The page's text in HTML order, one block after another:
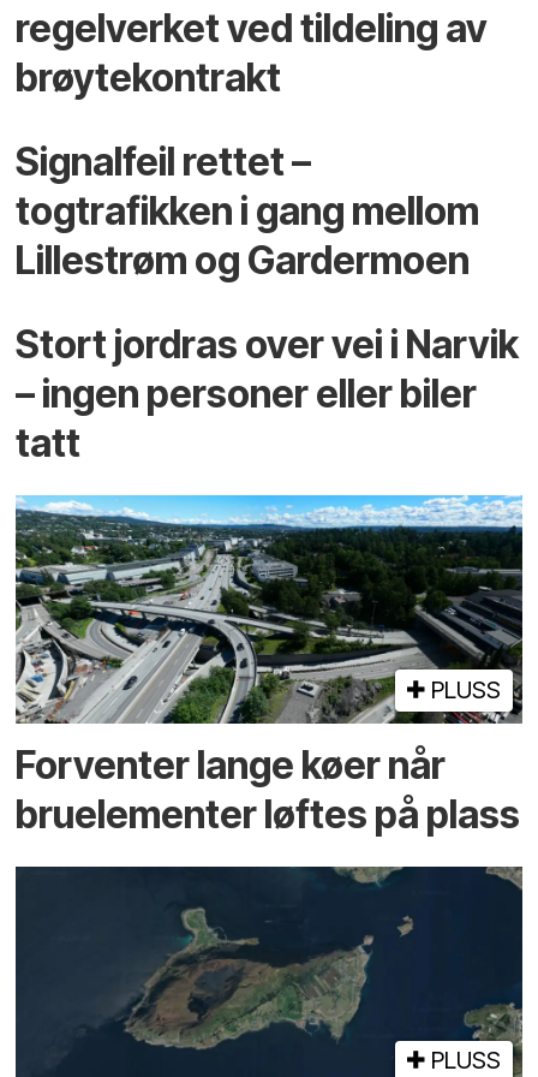
regelverket ved tildeling av
brøytekontrakt
Signalfeil rettet –
togtrafikken i gang mellom
Lillestrøm og Gardermoen
Stort jordras over vei i Narvik
– ingen personer eller biler
tatt
PLUSS
Forventer lange køer når
bru­elementer løftes på plass
PLUSS